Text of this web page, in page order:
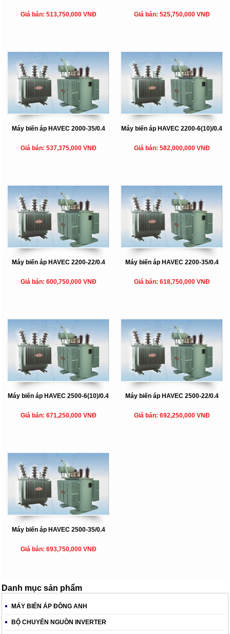
Giá bán: 513,750,000 VNĐ Giá bán: 525,750,000 VNĐ
Máy biến áp HAVEC 2000-35/0.4
Giá bán: 537,375,000 VNĐ
Máy biến áp HAVEC 2200-6(10)/0.4
Giá bán: 582,000,000 VNĐ
Máy biến áp HAVEC 2200-22/0.4
Giá bán: 600,750,000 VNĐ
Máy biến áp HAVEC 2200-35/0.4
Giá bán: 618,750,000 VNĐ
Máy biến áp HAVEC 2500-6(10)/0.4
Giá bán: 671,250,000 VNĐ
Máy biến áp HAVEC 2500-22/0.4
Giá bán: 692,250,000 VNĐ
Máy biến áp HAVEC 2500-35/0.4
Giá bán: 693,750,000 VNĐ
Danh mục sản phẩm
MÁY BIẾN ÁP ĐÔNG ANH
BỘ CHUYỂN NGUỒN INVERTER